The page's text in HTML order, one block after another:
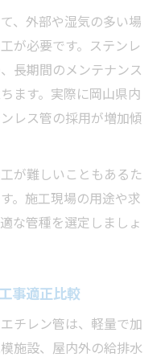
の選び方ガイド
注目の材料事情
事最新事例紹介
独自の強みと特徴
、外部や湿気の多い場
が必要です。ステンレ
長期間のメンテナンス
ます。実際に岡山県内
レス管の採用が増加傾
が難しいこともあるた
。施工現場の用途や求
な管種を選定しましょ
事適正比較
チレン管は、軽量で加
施設、屋内外の給排水